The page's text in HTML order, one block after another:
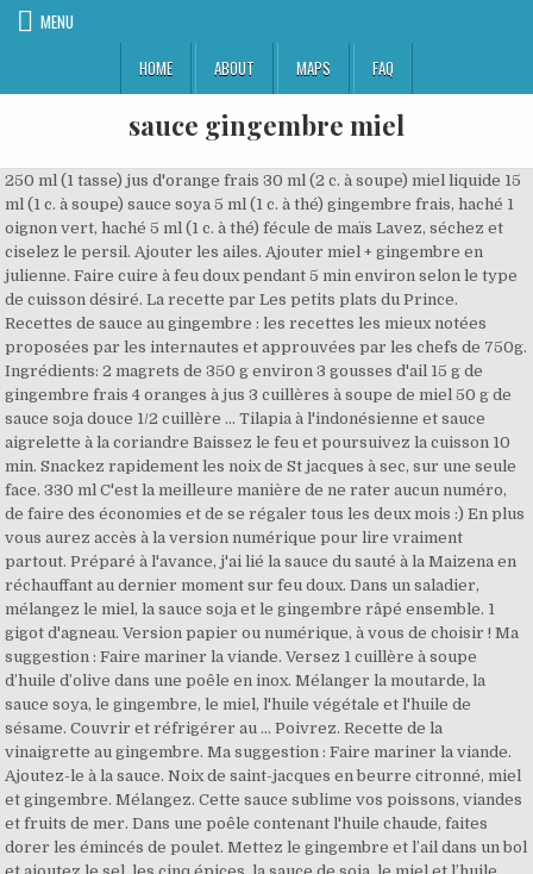
MENU
HOME
ABOUT MAPS FAQ
sauce gingembre miel
250 ml (1 tasse) jus d'orange frais 30 ml (2 c. à soupe) miel liquide 15 ml (1 c. à soupe) sauce soya 5 ml (1 c. à thé) gingembre frais, haché 1 oignon vert, haché 5 ml (1 c. à thé) fécule de maïs Lavez, séchez et ciselez le persil. Ajouter les ailes. Ajouter miel + gingembre en julienne. Faire cuire à feu doux pendant 5 min environ selon le type de cuisson désiré. La recette par Les petits plats du Prince. Recettes de sauce au gingembre : les recettes les mieux notées proposées par les internautes et approuvées par les chefs de 750g. Ingrédients: 2 magrets de 350 g environ 3 gousses d'ail 15 g de gingembre frais 4 oranges à jus 3 cuillères à soupe de miel 50 g de sauce soja douce 1/2 cuillère ... Tilapia à l'indonésienne et sauce aigrelette à la coriandre Baissez le feu et poursuivez la cuisson 10 min. Snackez rapidement les noix de St jacques à sec, sur une seule face. 330 ml C'est la meilleure manière de ne rater aucun numéro, de faire des économies et de se régaler tous les deux mois :) En plus vous aurez accès à la version numérique pour lire vraiment partout. Préparé à l'avance, j'ai lié la sauce du sauté à la Maizena en réchauffant au dernier moment sur feu doux. Dans un saladier, mélangez le miel, la sauce soja et le gingembre râpé ensemble. 1 gigot d'agneau. Version papier ou numérique, à vous de choisir ! Ma suggestion : Faire mariner la viande. Versez 1 cuillère à soupe d’huile d’olive dans une poêle en inox. Mélanger la moutarde, la sauce soya, le gingembre, le miel, l'huile végétale et l'huile de sésame. Couvrir et réfrigérer au … Poivrez. Recette de la vinaigrette au gingembre. Ma suggestion : Faire mariner la viande. Ajoutez-le à la sauce. Noix de saint-jacques en beurre citronné, miel et gingembre. Mélangez. Cette sauce sublime vos poissons, viandes et fruits de mer. Dans une poêle contenant l'huile chaude, faites dorer les émincés de poulet. Mettez le gingembre et l’ail dans un bol et ajoutez le sel, les cinq épices, la sauce de soja, le miel et l’huile végétale et mélangez bien. Si vous utilisez le barbecue, préparez cette sauce pour badigeonner le poulet, les côtelettes de porc, les côtes levées ou le bifteck. Faites chauffer à feu vif. Versez la sauce soja et le miel dans la poêle, salez modérément, poivrez et portez à ébullition. 2020 - Découvrez le tableau "Citron miel" de Claudine Denoeux sur Pinterest. Mon astuce : Porter une casserole d'eau à ébullition avec la grosse boule à thé et laisser infuser pendant un 1/4 d'heure. Salez et poivrez. Les vertus associées du miel et du gingembre doivent faire de cette recette un excellent remède contre la toux et les maux de gorge. Décortiquez les crevettes et déposez-les dans la marinade. Préparez la sauce. Mettez le miel, la moutarde, du sel et du poivre dans un bol. Au moment du repas. Badigeonner les pavés de saumon avec la préparation et faire cuire de 7 à 12 minutes (selon votre four et l'épaisseur de votre poisson) jusqu'à ce que la chair se détache, mais reste tout de même crue au centre. Versez le miel dans une poêle à feu moyen pour le rendre liquide, puis ajoutez le vinaigre. Pour 6 personnes: 2 magrets de canard de 350 gr (si possible fermier) 60 gr de gingembre frais coupé… Reverotte ! Sauce soja, suce brun, sucre de canne, gingembre, miel, vinaigre de cidre, huile de sésame, ail, amidon modifié. Porc au miel et au gingembre – Ingrédients de la recette : 1 kg de filet mignon de porc, 5 cuillère à soupe de miel, 5 cuillère à soupe de sauce soja, 2 cuillère à café de gingembre en poudre, 4 cuillère à soupe de #chocolat Les meilleures recettes de Curcuma avec gingembre, sauce notÃ©es et commentÃ©es par les internautes. Ajouter l’ail, le gingembre râpé, le jeune oignon haché, les échalotes hachées et les graines se sésame. Par Coup de Pouce. 2 c.a.s de miel de citronnier (ou à défaut n’importe quel miel) 4 c.a.s de sauce soja sucrée pour la marinade (+ un peu pour les légumes) 40 g de gingembre 3 gousses d’ail 2 c a.s de Nuoc Mam (sauce de poisson) (+ un peu pour les légumes) feuilles de coriandre … Lorsque le miel se met à bouillir, ajouter la sauce soya. Coupez le saumon en dés. 2020 - Découvrez le tableau "Gingembre citron" de Caroereaud sur Pinterest. 2014 Sauce au gingembre. Laissez réduire 5 min sans s'arrêter de remuer. Pour conserver l'annotation de cette recette, vous devez également la sauver dans votre carnet. Mélanger la moutarde, la sauce soya, le gingembre, le miel, l'huile végétale et l'huile de sésame. La recette par Le Yin. Cette vinaigrette au gingembre se marie parfaitement avec les salades vertes et salades de tomates. Laisser macérer 1 heure au frigo avant d’utiliser. Décortiquez les crevettes et déposez-les dans la marinade. La sauce au miel et gingembre se marie très bien avec le magret de canard. Un beau filet mignon de porc; 2 cuillères à soupe de miel; 75 grs de gingembre frais si possible (mais vous pouvez en utiliser du gingembre congelé ou sec) 3. Épluchez le gingembre et coupez-le le plus finement possible. Ingrédients pour 4 personnes – 4 filets de saumon, ou 1/2 saumon entier – 125 ml de miel – 80 ml de sauce soja – 3 gousses d’ail écrasées – 1 cuillère à café de gingembre frais râpé – 1 cuillère à café d’huile de sésame. 2 Ajoutez le gingembre, le miel, la sauce soja et la tige de citronnelle. Sauce barbecue au miel et au gingembre . Mélanger le miel, la sauce soja, l’ail et le gingembre dans un petit bol, puis en verser la moitié sur les crevettes (réserver l’autre moitié pour plus tard) et bien mélanger. Lavez, séchez et ciselez le persil. Filmer et placer au réfrigérateur quelques heures. Gigot d'agneau miel sauce soja. Ribs au Miel Gingembre et Sauce de Soja. Votre navigateur ne peut pas afficher ce tag vidéo. Retirer les ailes de la casserole et poursuivre la cuisson de la sauce à intensité élevée. Mélangez la sauce Teriyaki, le miel, le gingembre et couvrez le saumon de cette marinade. Ajoutez l’ail haché. Mélangez et réservez 15 minutes. Ajoutez la sauce Teriyaki, le miel, le gingembre. 3 janv. Curcuma avec gingembre, sauce c'est sur Ptitche Mélangez et laissez mariner 30 minutes. Préparation de la recette. Laissez mijoter ± 15 min à couvert et à feu doux. Mélanger et ajouter immédiatement le bouillon de poulet, l'ail et le gingembre. Porc au miel et au gingembre – Ingrédients de la recette : 1 kg de filet mignon de porc, 5 cuillère à soupe de miel, 5 cuillère à soupe de sauce soja, 2 cuillère à café de gingembre en poudre, 4 cuillère à soupe de #Gateau au yaourt Sauce fromagère pour tacos Mouillez avec 7 dl d’eau et morcelez le cube de bouillon par-dessus. 1- Mettre le saumon à plat dans un grand récipient (peau vers le bas). 2. Sauce fromagère pour tacos à s. de miel; 1,5 cuil. Arrosez de jus de citron. Mettez le gingembre et l’ail dans un bol et ajoutez le sel, les cinq épices, la sauce de soja, le miel et l’huile végétale et mélangez bien. 1 cuil. Sauce soja, suce brun, sucre de canne, gingembre, miel, vinaigre de cidre, huile de sésame, ail, amidon modifié. Puis ajouter tous les ingrédients et mélanger jusqu’à ce que le miel soit bien dissout. Ajouter le vin rouge et laisser réduire de moitié, à feu vif. Lire la suite Steak de requin ou de veau de mer sauce gingembre. préparation : 3 minutes; Ingrédients pour 4 personnes Utiliser des tomates fraiches. Les vertus associées du miel et du gingembre doivent faire de cette recette un excellent remède contre la toux et les maux de gorge. Goûter et rectifier l’assaisonnement si nécessaire. - Dans un bol, verser le miel, la sauce de sauce, l'huile de sésame et le gingembre haché. 24 févr. Laissez baigner toute une nuit au frais (ou minimum 1 heure). Versez 1 cuillère à soupe d’huile d’olive dans une poêle en inox. Les meilleures recettes de Curcuma avec gingembre, sauce notÃ©es et commentÃ©es par les internautes. Mélangez et laissez mariner 30 minutes. Mettez le miel, la moutarde, du sel et du poivre dans un bol. Par Coup de Pouce Photographe : Tango Photographie Source : Coup de pouce, février 2014 Partage. Ajoutez-le à la sauce. Laisser réduire. Ajouter les ailes. 330 ml Faites chauffer l’huile dans une poêle et faites cuire le poulet avec le gingembre pendant environ 5 min, en mélangeant souvent. Fouettez vivement à la fourchette ou au fouet. Magret de canard, honey and ginger sauce. - Mélanger le tout de façon homogène. Mélangez et laissez mariner 30 minutes. Versez 1 cuillère à soupe d’huile d’olive dans une poêle en inox. Ajoutez l’ail haché. à café de gingembre en poudre; Préparation : Mélanger dans un premier temps le vinaigre et la moutarde. Mouillez avec 7 dl d’eau et morcelez le cube de bouillon par-dessus. Cette vinaigrette au gingembre se marie parfaitement avec les salades vertes et salades de tomates. 3 grosses cuillères à soupe de miel. Utilisez selon vos envies, ici pour napper des bouchées de poulet. Ajoutez le miel et mélangez. Ajoutez le miel, la sauce soja, l’ail et le gingembre, râpés, le zeste de citron vert et le jus d’une moitié, la sauce Sriracha. Ajouter ensuite progressivement l’huile en remuant bien. menu. Voici une façon différente et commode de l'utiliser. Mélangez bien pour l'enrober Ensuite on le fait cuire quelques minutes, et le saumon bien imprégné de toutes ses saveurs est un régal pour les papilles. La recette par Le Yin. Ajouter ensuite progressivement l’huile en remuant bien. Lavez, séchez et ciselez le persil. 250 ml (1 tasse) jus d'orange frais 30 ml (2 c. à soupe) miel liquide 15 ml (1 c. à soupe) sauce soya 5 ml (1 c. à thé) gingembre frais, haché 1 oignon vert, haché 5 ml (1 c. à thé) fécule de maïs La sauce au gingembre se compose souvent de gingembre, d'ail et d'épices. Envie de Ribs au Miel Gingembre et Sauce de Soja ? Recette Sauce au gingembre et au miel : découvrez les ingrédients, ustensiles et étapes de préparation 3 Intégrez les poireaux, les carottes et le riz. Verser la préparation sur le poisson. www.5ingredients15minutes.com/fr/recettes/...a-lorange-gingembre-et-miel Utilisez sel